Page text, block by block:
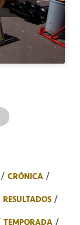
CRÓNICA
RESULTADOS
TEMPORADA